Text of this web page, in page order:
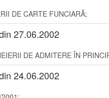
DE CARTE FUNCIARĂ;
27.06.2002
DE ADMITERE ÎN
24.06.2002